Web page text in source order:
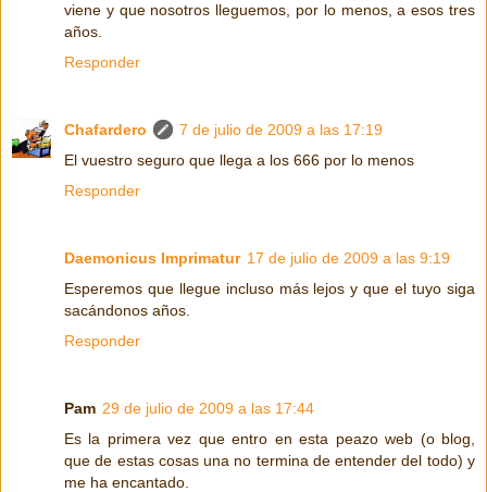
viene y que nosotros lleguemos, por lo menos, a esos tres
años.
Responder
Chafardero
7 de julio de 2009 a las 17:19
El vuestro seguro que llega a los 666 por lo menos
Responder
Daemonicus Imprimatur 17 de julio de 2009 a las 9:19
Esperemos que llegue incluso más lejos y que el tuyo siga
sacándonos años.
Responder
Pam 29 de julio de 2009 a las 17:44
Es la primera vez que entro en esta peazo web (o blog,
que de estas cosas una no termina de entender del todo) y
me ha encantado.